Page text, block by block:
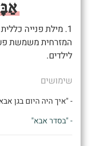
1. מילת פנייה
המזרחית משמשת
לילדים.
שימושים
- "איך היה היום בגן
- "בסדר אבא"